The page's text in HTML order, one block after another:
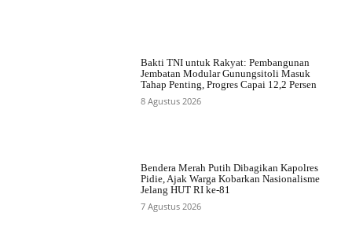
Bakti TNI untuk Rakyat: Pembangunan
Jembatan Modular Gunungsitoli Masuk
Tahap Penting, Progres Capai 12,2 Persen
8 Agustus 2026
Bendera Merah Putih Dibagikan Kapolres
Pidie, Ajak Warga Kobarkan Nasionalisme
Jelang HUT RI ke-81
7 Agustus 2026